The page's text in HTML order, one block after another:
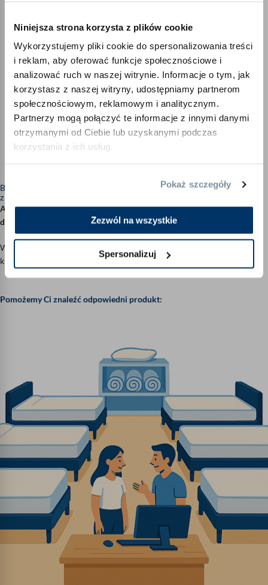
Niniejsza strona korzysta z plików cookie
Wykorzystujemy pliki cookie do spersonalizowania treści
i reklam, aby oferować funkcje społecznościowe i
analizować ruch w naszej witrynie. Informacje o tym, jak
korzystasz z naszej witryny, udostępniamy partnerom
społecznościowym, reklamowym i analitycznym.
Partnerzy mogą połączyć te informacje z innymi danymi
otrzymanymi od Ciebie lub uzyskanymi podczas
korzystania z ich usług.
Pokaż szczegóły
Zezwól na wszystkie
Spersonalizuj
Bezpłatny zwrot
z usługą odbioru
Abyś mógł dokładnie przetestować swój nowy materac we własnym
domu
, ewentualny zwrot jest dla Ciebie bezpłatny.
W tym celu wystarczy skontaktować się z naszym działem obsługi
klienta
my zlecilimy firmie transportowej odbiór materaca.
Pomożemy Ci znaleźć odpowiedni produkt: